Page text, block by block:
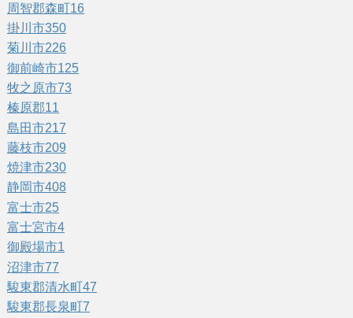
周智郡森町16
掛川市350
菊川市226
御前崎市125
牧之原市73
榛原郡11
島田市217
藤枝市209
焼津市230
静岡市408
富士市25
富士宮市4
御殿場市1
沼津市77
駿東郡清水町47
駿東郡長泉町7